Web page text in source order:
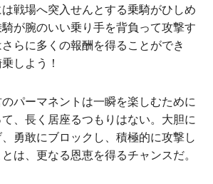
戦場へ突入せんとする乗騎がひしめ
が腕のいい乗り手を背負って攻撃す
らに多くの報酬を得ることができ
しよう！
パーマネントは一瞬を楽しむために
、長く居座るつもりはない。大胆に
勇敢にブロックし、積極的に攻撃し
は、更なる恩恵を得るチャンスだ。